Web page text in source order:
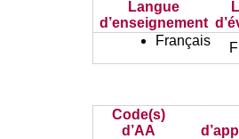
Langue
d’enseignement
Français
Code(s)
d’AA